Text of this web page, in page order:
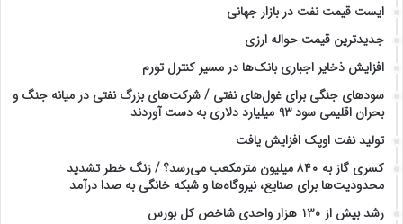
ایست قیمت نفت در بازار جهانی
جدیدترین قیمت حواله ارزی
افزایش ذخایر اجباری بانک‌ها در مسیر کنترل تورم
سودهای جنگی برای غول‌های نفتی / شرکت‌های بزرگ نفتی در میانه جنگ و
بحران اقلیمی سود ۹۳ میلیارد دلاری به دست آوردند
تولید نفت اوپک افزایش یافت
کسری گاز به ۸۴۰ میلیون مترمکعب می‌رسد؟ / زنگ خطر تشدید
محدودیت‌ها برای صنایع، نیروگاه‌ها و شبکه خانگی به صدا درآمد
رشد بیش از ۱۳۰ هزار واحدی شاخص کل بورس